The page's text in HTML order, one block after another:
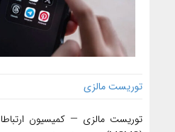
توریست مالزی
توریست مالزی — کمیسیون